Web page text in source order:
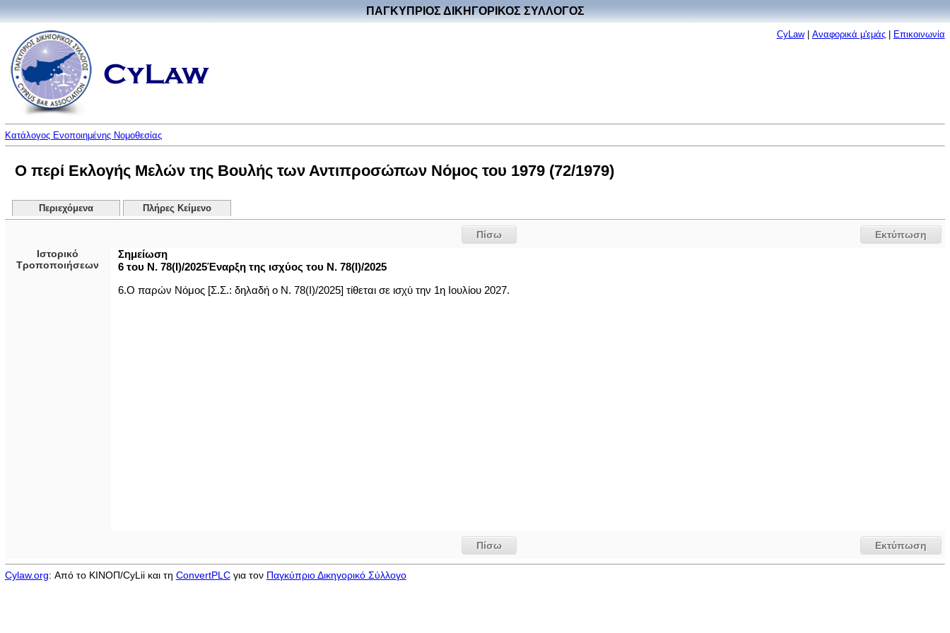
ΠΑΓΚΥΠΡΙΟΣ ΔΙΚΗΓΟΡΙΚΟΣ ΣΥΛΛΟΓΟΣ
CyLaw| Αναφορικά μ'εμάς| Επικοινωνία
Κατάλογος Ενοποιημένης Νομοθεσίας
Ο περί Εκλογής Μελών της Βουλής των Αντιπροσώπων Νόμος του 1979 (72/1979)
Περιεχόμενα Πλήρες Κείμενο
Εκτύπωση
Πίσω
Ιστορικό
Τροποποιήσεων
Σημείωση
6 του Ν. 78(Ι)/2025Έναρξη της ισχύος του Ν. 78(Ι)/2025
6.Ο παρών Νόμος [Σ.Σ.: δηλαδή ο Ν. 78(Ι)/2025] τίθεται σε ισχύ την 1η Ιουλίου 2027.
Εκτύπωση
Πίσω
Cylaw.org: Από το ΚΙΝOΠ/CyLii και τη ConvertPLCγια τον Παγκύπριο Δικηγορικό Σύλλογο